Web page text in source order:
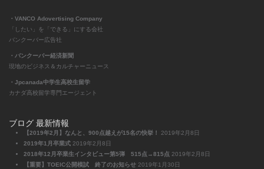
・VANCO Adovertising Company
「したい」を「できる」にする会社
バンクーバー広告社
・バンクーバー経済新聞
現地のビジネス＆カルチャーニュース
・Jpcanada中学生高校生留学
カナダ高校留学専門エージェント
ブログ 最新情報
【2019年2月】なんと、900点越えが15名の快挙！
2019年2月8日
2019年1月卒業式 2019年2月8日
2018年12月卒業生インタビュー第5弾 515点→815点 2019年2月8日
【重要】TOEIC公開模試 終了のお知らせ 2019年1月30日